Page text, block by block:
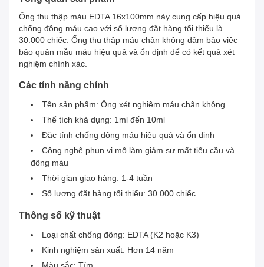
Ống thu thập máu EDTA 16x100mm này cung cấp hiệu quả
chống đông máu cao với số lượng đặt hàng tối thiểu là
30.000 chiếc. Ống thu thập máu chân không đảm bảo việc
bảo quản mẫu máu hiệu quả và ổn định để có kết quả xét
nghiệm chính xác.
Các tính năng chính
Tên sản phẩm: Ống xét nghiệm máu chân không
Thể tích khả dụng: 1ml đến 10ml
Đặc tính chống đông máu hiệu quả và ổn định
Công nghệ phun vi mô làm giảm sự mất tiểu cầu và
đông máu
Thời gian giao hàng: 1-4 tuần
Số lượng đặt hàng tối thiểu: 30.000 chiếc
Thông số kỹ thuật
Loại chất chống đông: EDTA (K2 hoặc K3)
Kinh nghiệm sản xuất: Hơn 14 năm